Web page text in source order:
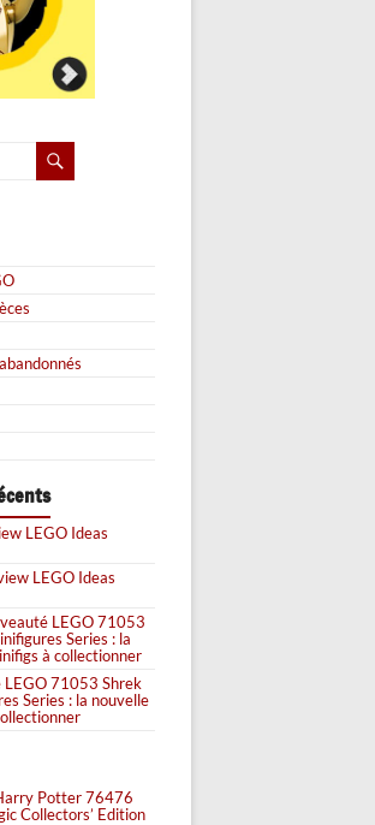
LEGO Ideas
LEGO Ideas
LEGO 71053
Series : la
à collectionner
LEGO 71053 Shrek
Series : la nouvelle
Potter 76476
Collectors’ Edition